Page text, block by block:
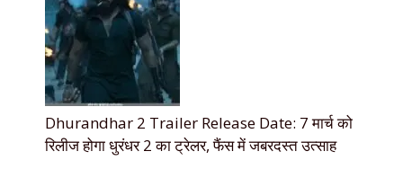
Dhurandhar 2 Trailer Release Date: 7 मार्च को
रिलीज होगा धुरंधर 2 का ट्रेलर, फैंस में जबरदस्त उत्साह